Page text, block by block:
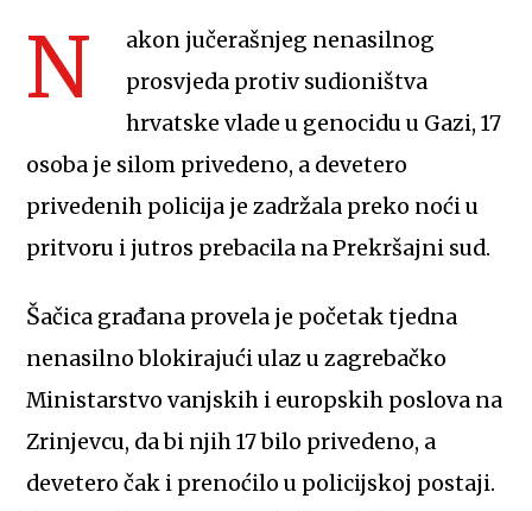
N
akon jučerašnjeg nenasilnog
prosvjeda protiv sudioništva
hrvatske vlade u genocidu u Gazi, 17
osoba je silom privedeno, a devetero
privedenih policija je zadržala preko noći u
pritvoru i jutros prebacila na Prekršajni sud.
Šačica građana provela je početak tjedna
nenasilno blokirajući ulaz u zagrebačko
Ministarstvo vanjskih i europskih poslova na
Zrinjevcu, da bi njih 17 bilo privedeno, a
devetero čak i prenoćilo u policijskoj postaji.